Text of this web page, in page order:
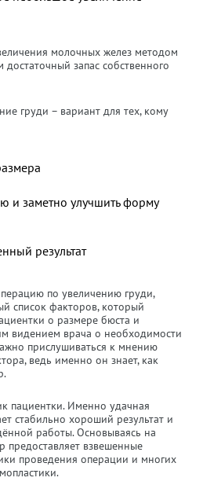
молочных желез методом
запас собственного
груди – вариант для тех, кому
и заметно улучшить форму
результат
по увеличению груди,
список факторов, который
о размере бюста и
видением врача о необходимости
прислушиваться к мнению
ведь именно он знает, как
пациентки. Именно удачная
стабильно хороший результат и
работы. Основываясь на
предоставляет взвешенные
проведения операции и многих